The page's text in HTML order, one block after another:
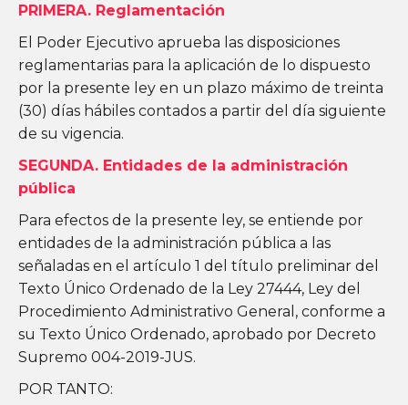
PRIMERA. Reglamentación
El Poder Ejecutivo aprueba las disposiciones
reglamentarias para la aplicación de lo dispuesto
por la presente ley en un plazo máximo de treinta
(30) días hábiles contados a partir del día siguiente
de su vigencia.
SEGUNDA. Entidades de la administración
pública
Para efectos de la presente ley, se entiende por
entidades de la administración pública a las
señaladas en el artículo 1 del título preliminar del
Texto Único Ordenado de la Ley 27444, Ley del
Procedimiento Administrativo General, conforme a
su Texto Único Ordenado, aprobado por Decreto
Supremo 004-2019-JUS.
POR TANTO: